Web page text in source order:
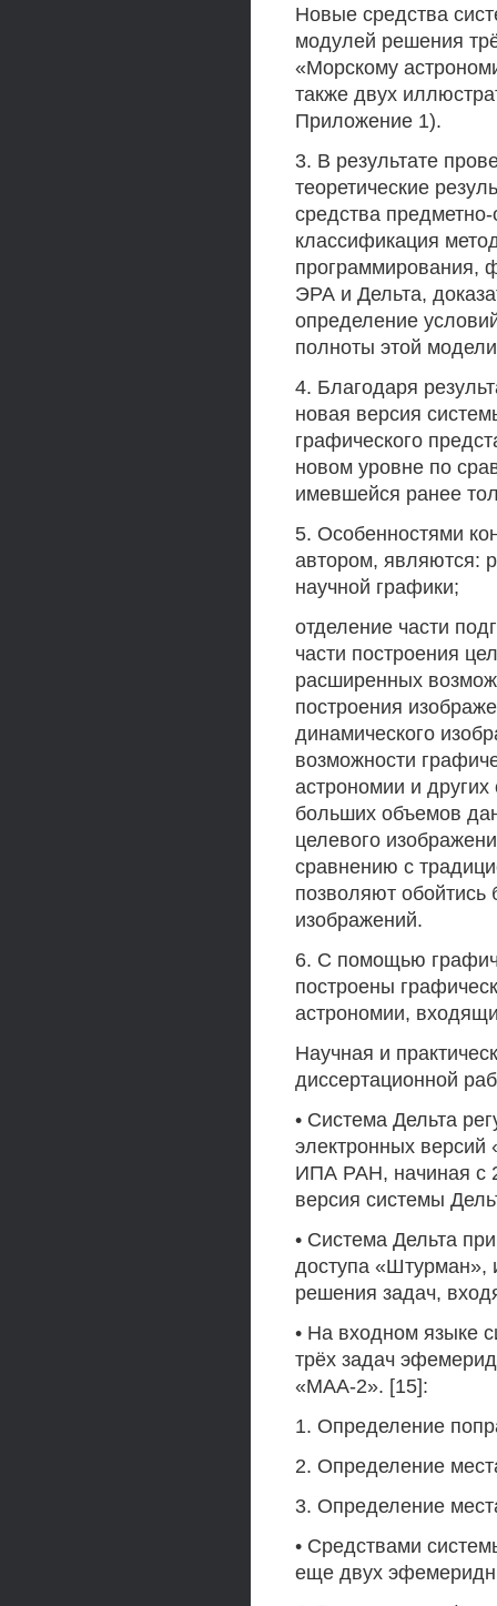
Новые средства
модулей решения
«Морскому
также двух
Приложение 1).
3. В результате
теоретические
средства
классификация
программирования,
ЭРА и Дельта,
определение
полноты этой
4. Благодаря
новая версия
графического
новом уровне по
имевшейся ранее
5. Особенностями
автором, являются:
научной графики;
отделение части
части построения
расширенных
построения
динамического
возможности
астрономии и
больших объемов
целевого
сравнению с
позволяют обойтись
изображений.
6. С помощью
построены
астрономии,
Научная и
диссертационной
• Система Дельта
электронных версий
ИПА РАН, начиная с
версия системы
• Система Дельта
доступа «Штурман»,
решения задач,
• На входном языке
трёх задач
«МАА-2». [15]:
1. Определение
2. Определение
3. Определение
• Средствами
еще двух